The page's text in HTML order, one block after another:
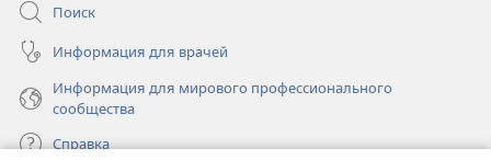
Поиск
Информация для врачей
Информация для мирового профессионального
сообщества
Справка